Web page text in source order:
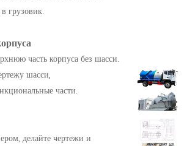
грузовик.
часть корпуса без шасси.
шасси,
части.
делайте чертежи и